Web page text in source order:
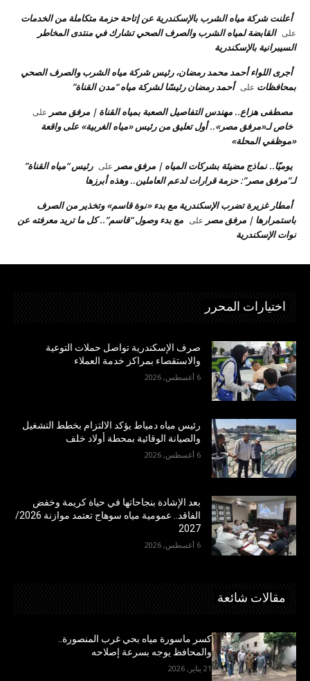
أعلنت شركة مياه الشرب بالإسكندرية عن إتاحة حزمة متكاملة من الخدمات
على القابضة لمياه الشرب والصرف الصحي تشارك في منتدى المخاطر
السيبرانية بالإسكندرية
أجرى اللواء أحمد محمد رمضان، رئيس شركة مياه الشرب والصرف الصحي
بمحافظات على أحمد رمضان رئيسًا لشركة مياه “مدن القناة”
مصطفى هزاع.. مهندس التفاصيل الصعبة بمياه القناة | مرفق مصر على
خاص لـ«مرفق مصر».. أول تعليق من رئيس «مياه الغربية» على واقعة
«موظفي المحلة»
يوميًا.. نماذج مضيئة بشركات المياه | مرفق مصر على رئيس “مياه القناة”
لـ”مرفق مصر”: حزمة قرارات لدعم العاملين.. وهذه أبرزها
أمطار غزيرة تضرب الإسكندرية مع بدء «نوة قاسم» وتخذير من الصرف
باستمرارها | مرفق مصر على مع بدء وصول “قاسم”.. كل ما تريد معرفته عن
نوات الإسكندرية
اختيارات المحرر
صرف الإسكندرية تواصل حملات التوعية
والاستقصاء بمراكز خدمة العملاء
6 أغسطس, 2026
رئيس مياه دمياط يؤكد الالتزام بخطط التشغيل
والصيانة الوقائية بمحطة أولاد خلف
6 أغسطس, 2026
بعد الإشادة بنجاحاتها في حياة كريمة وخفض
الفاقد.. عمومية مياه سوهاج تعتمد موازنة 2026/
2027
6 أغسطس, 2026
مقالات شائعة
كسر ماسورة مياه بحي غرب المنصورة..
والمحافظ يوجه بسرعة إصلاحه
21 يناير, 2026